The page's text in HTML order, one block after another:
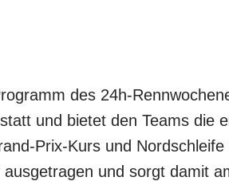
des 24h-
und bietet den Teams die
Prix-Kurs und Nordschleife
und sorgt damit